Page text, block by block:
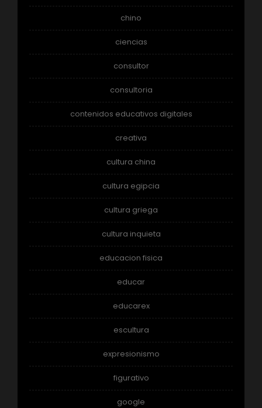
chino
ciencias
consultor
consultoria
contenidos educativos digitales
creativa
cultura china
cultura egipcia
cultura griega
cultura inquieta
educacion fisica
educar
educarex
escultura
expresionismo
figurativo
google